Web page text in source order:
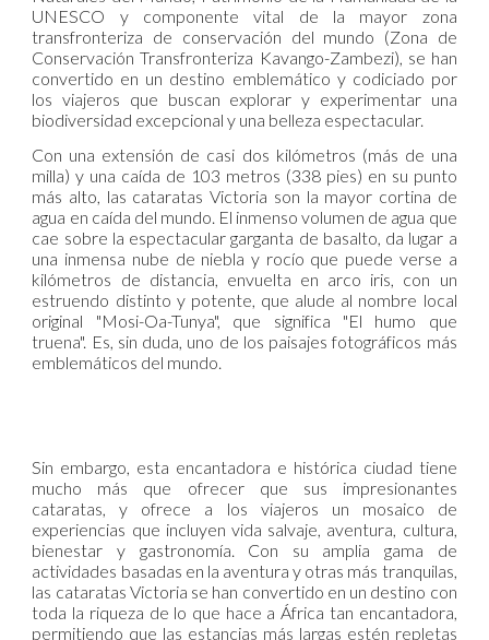
UNESCO y componente vital de la mayor zona
transfronteriza de conservación del mundo (Zona de
Conservación Transfronteriza Kavango-Zambezi), se han
convertido en un destino emblemático y codiciado por
los viajeros que buscan explorar y experimentar una
biodiversidad excepcional y una belleza espectacular.
Con una extensión de casi dos kilómetros (más de una
milla) y una caída de 103 metros (338 pies) en su punto
más alto, las cataratas Victoria son la mayor cortina de
agua en caída del mundo. El inmenso volumen de agua que
cae sobre la espectacular garganta de basalto, da lugar a
una inmensa nube de niebla y rocío que puede verse a
kilómetros de distancia, envuelta en arco iris, con un
estruendo distinto y potente, que alude al nombre local
original "Mosi-Oa-Tunya", que significa "El humo que
truena". Es, sin duda, uno de los paisajes fotográficos más
emblemáticos del mundo.
Sin embargo, esta encantadora e histórica ciudad tiene
mucho más que ofrecer que sus impresionantes
cataratas, y ofrece a los viajeros un mosaico de
experiencias que incluyen vida salvaje, aventura, cultura,
bienestar y gastronomía. Con su amplia gama de
actividades basadas en la aventura y otras más tranquilas,
las cataratas Victoria se han convertido en un destino con
toda la riqueza de lo que hace a África tan encantadora,
permitiendo que las estancias más largas estén repletas